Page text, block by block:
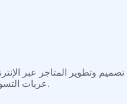
Woocommerce، عربات التسوق ومنصات الدفع.